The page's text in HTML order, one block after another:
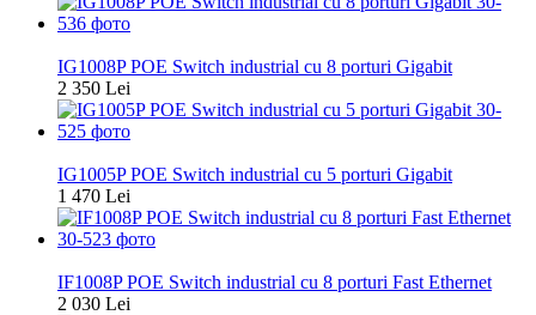
IG1008P POE Switch industrial cu 8 porturi Gigabit
2 350 Lei
IG1005P POE Switch industrial cu 5 porturi Gigabit
1 470 Lei
IF1008P POE Switch industrial cu 8 porturi Fast Ethernet
2 030 Lei